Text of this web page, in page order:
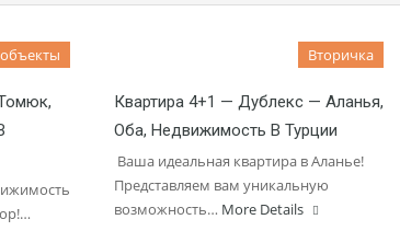
Вторичка
Квартира 4+1 — Дублекс — Аланья,
Оба, Недвижимость В Турции
Ваша идеальная квартира в Аланье!
Представляем вам уникальную
возможность… More Details